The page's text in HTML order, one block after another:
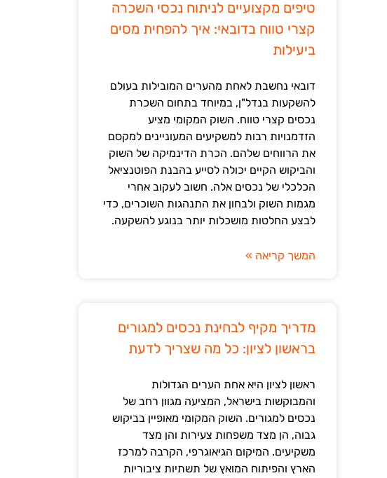
טיפים מקצועיים לניתוח נכסי השכרה
קצרי טווח בדובאי: איך להפחית מסים
ביעילות
דובאי נחשבת לאחת מהערים המובילות בעולם
להשקעות בנדל"ן, במיוחד בתחום השכרת
נכסים קצרי טווח. השוק המקומי מציע
הזדמנויות רבות למשקיעים המעוניינים למקסם
את הרווחים שלהם. הכרת הדינמיקה של השוק
והביקוש הקיים יכולה לסייע בהבנת הפוטנציאל
הכלכלי של נכסים אלה. חשוב לעקוב אחרי
מגמות השוק ולבחון את התנהגות השוכרים, כדי
לבצע החלטות מושכלות יותר בנוגע להשקעה.
המשך קריאה »
מדריך מקיף לבחינת נכסים למגורים
בראשון לציון: כל מה שצריך לדעת
ראשון לציון היא אחת הערים הגדולות
והמבוקשות בישראל, המציעה מגוון רחב של
נכסים למגורים. השוק המקומי מאופיין בביקוש
גבוה, הן מצד משפחות צעירות והן מצד
משקיעים. המיקום הגיאוגרפי, הקרבה למרכז
הארץ והפיתוח המואץ של תשתיות ציבוריות